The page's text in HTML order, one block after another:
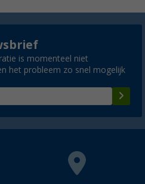
is momenteel niet
het probleem zo snel mogelijk